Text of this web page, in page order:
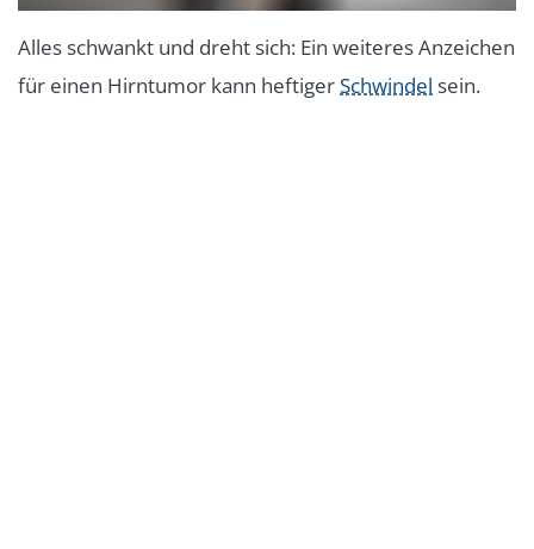
Alles schwankt und dreht sich: Ein weiteres Anzeichen
für einen Hirntumor kann heftigerSchwindel sein.